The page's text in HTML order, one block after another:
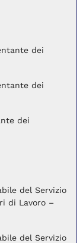
dei
dei
dei
del Servizio
di Lavoro –
del Servizio